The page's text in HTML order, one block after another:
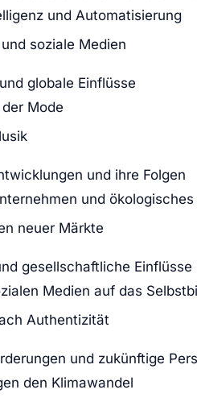
und Automatisierung
soziale Medien
globale Einflüsse
Mode
und ihre Folgen
und
neuer Märkte
gesellschaftliche Einflüsse
Medien auf das
Authentizität
und zukünftige
den Klimawandel